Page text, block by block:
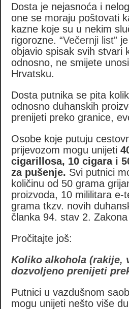
Dosta je nejasnoća i
one se moraju poštovati
kazne koje su u nekim
rigorozne. “Večernji list”
objavio spisak svih stvari
odnosno, ne smijete
Hrvatsku.
Dosta putnika se pita
odnosno duhanskih
prenijeti preko granice,
Osobe koje putuju
prijevozom mogu unijeti
cigarillosa, 10 cigara i
za pušenje. Svi putnici
količinu od 50 grama
proizvoda, 10 mililitara e-
grama tkzv. novih
članka 94. stav 2.
Pročitajte još:
Koliko alkohola (rakije,
dozvoljeno prenijeti
Putnici u vazdušnom
mogu unijeti nešto više